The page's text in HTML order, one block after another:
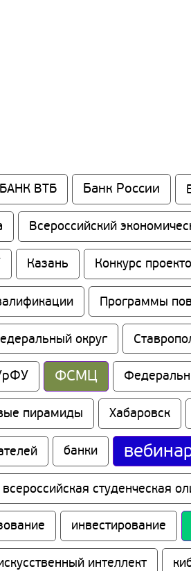
БАНК ВТБ Банк России
Всероссийский
Казань Конкурс
Программы
округ
ФСМЦ
пирамиды Хабаровск
банки
всероссийская студенческая
инвестирование
интеллект